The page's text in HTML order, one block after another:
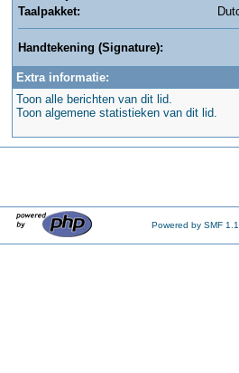
Taalpakket:
Handtekening (Signature):
Extra informatie:
Toon alle berichten van dit lid.
Toon algemene statistieken van dit lid.
Powered by SMF